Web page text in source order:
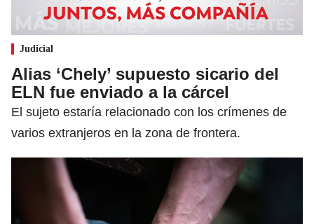
Judicial
Alias ‘Chely’ supuesto sicario del
ELN fue enviado a la cárcel
El sujeto estaría relacionado con los crímenes de
varios extranjeros en la zona de frontera.